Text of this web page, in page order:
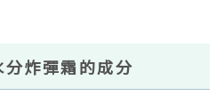
炸彈霜的成分